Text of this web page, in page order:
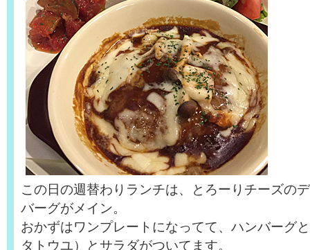
この日の週替わりランチは、とろーりチーズの
バーグがメイン。
おかずはワンプレートになってて、ハンバーグ
タトウユ）とサラダがついてます。